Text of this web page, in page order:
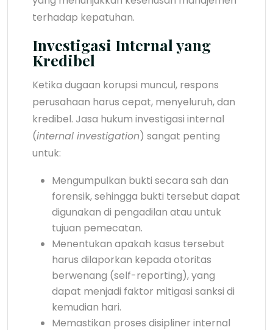
terhadap kepatuhan.
Investigasi Internal yang
Kredibel
Ketika dugaan korupsi muncul, respons
perusahaan harus cepat, menyeluruh, dan
kredibel. Jasa hukum investigasi internal
(internal investigation) sangat penting
untuk:
Mengumpulkan bukti secara sah dan
forensik, sehingga bukti tersebut dapat
digunakan di pengadilan atau untuk
tujuan pemecatan.
Menentukan apakah kasus tersebut
harus dilaporkan kepada otoritas
berwenang (self-reporting), yang
dapat menjadi faktor mitigasi sanksi di
kemudian hari.
Memastikan proses disipliner internal